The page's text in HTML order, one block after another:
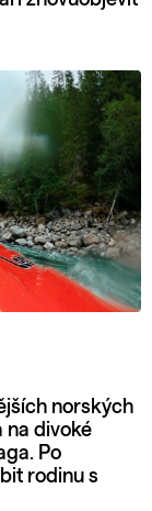
norských
na divoké
Po
rodinu s